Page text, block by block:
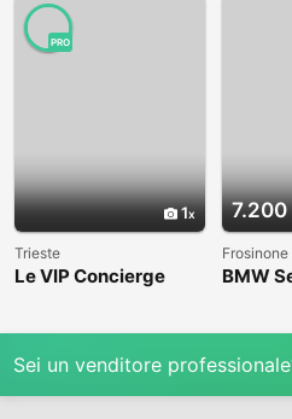
1
PRO
Trieste
Le VIP Concierge
7.200
Frosinone
BMW
Sei un venditore